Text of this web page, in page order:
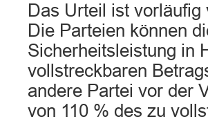
Das Urteil ist vorläufig
Die Parteien können
Sicherheitsleistung in
vollstreckbaren
andere Partei vor der
von 110 % des zu